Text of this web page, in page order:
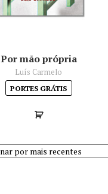
Por mão própria
Luís Carmelo
PORTES GRÁTIS